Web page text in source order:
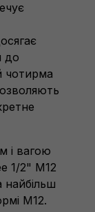
до
чотирма
і вагою
1/2" M12
найбільш
M12.